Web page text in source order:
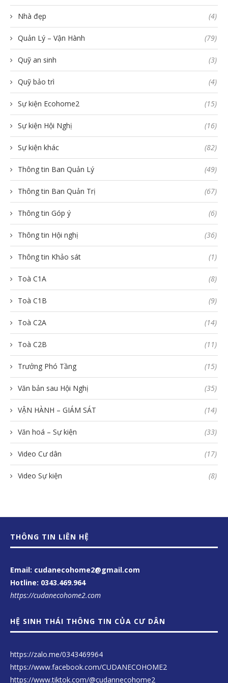
Nhà đẹp (4)
Quản Lý – Vận Hành (79)
Quỹ an sinh (3)
Quỹ bảo trì (4)
Sự kiện Ecohome2 (15)
Sự kiện Hội Nghị (16)
Sự kiện khác (82)
Thông tin Ban Quản Lý (49)
Thông tin Ban Quản Trị (67)
Thông tin Góp ý (6)
Thông tin Hội nghị (36)
Thông tin Khảo sát (1)
Toà C1A (8)
Toà C1B (9)
Toà C2A (14)
Toà C2B (11)
Trưởng Phó Tầng (15)
Văn bản sau Hội Nghị (35)
VẬN HÀNH – GIÁM SÁT (14)
Văn hoá – Sự kiện (33)
Video Cư dân (17)
Video Sự kiện (8)
THÔNG TIN LIÊN HỆ
Email: cudanecohome2@gmail.com
Hotline: 0343.469.964
https://cudanecohome2.com
HỆ SINH THÁI THÔNG TIN CỦA CƯ DÂN
https://zalo.me/0343469964
https://www.facebook.com/CUDANECOHOME2
https://www.tiktok.com/@cudannecohome2